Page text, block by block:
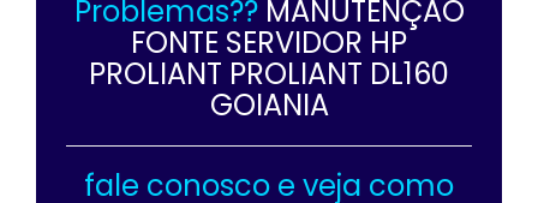
Problemas?? MANUTENÇÃO
FONTE SERVIDOR HP
PROLIANT PROLIANT DL160
GOIANIA
fale conosco e veja como